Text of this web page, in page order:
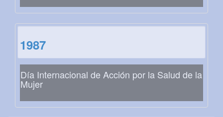
1987
Día Internacional de Acción por la Salud de la
Mujer